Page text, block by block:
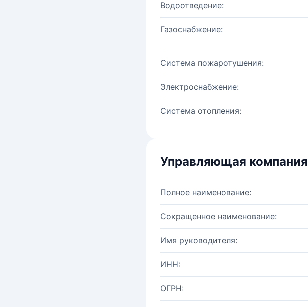
Водоотведение:
Газоснабжение:
Система пожаротушения:
Электроснабжение:
Система отопления:
Управляющая компания
Полное наименование:
Сокращенное наименование:
Имя руководителя:
ИНН:
ОГРН: